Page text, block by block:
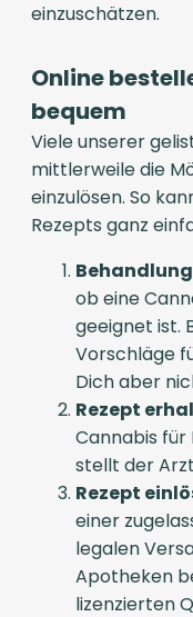
einzuschätzen.
Online
bequem
Viele unserer
mittlerweile die
einzulösen. So
Rezepts ganz
ob eine
geeignet ist.
Vorschläge
Dich aber
Rezept
Cannabis für
stellt der
Rezept
einer
legalen
Apotheken
lizenzierten